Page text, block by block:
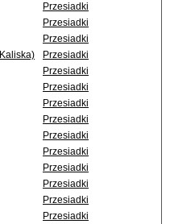
Przesiadki
Przesiadki
Przesiadki
Przesiadki
Przesiadki
Przesiadki
Przesiadki
Przesiadki
Przesiadki
Przesiadki
Przesiadki
Przesiadki
Przesiadki
Przesiadki